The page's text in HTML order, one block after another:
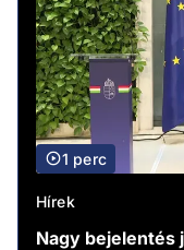
1 perc
Hírek
Nagy bejelentés